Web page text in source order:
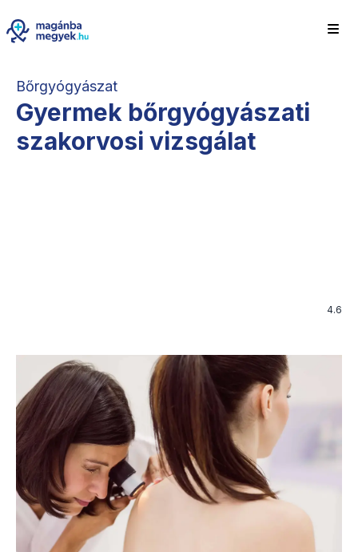
Bőrgyógyászat
Gyermek bőrgyógyászati
szakorvosi vizsgálat
4.6